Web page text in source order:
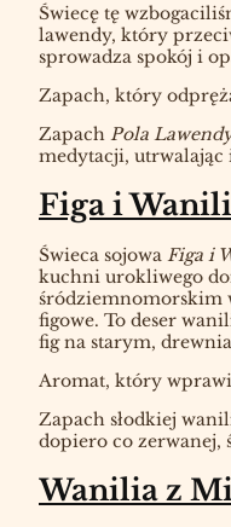
Świecę tę
lawendy, który
sprowadza spokój i
Zapach, który
Zapach Pola
medytacji, utrwalając
Figa i
Świeca sojowa Figa i
kuchni urokliwego
śródziemnomorskim
figowe. To deser
fig na starym,
Aromat, który
Zapach słodkiej
dopiero co zerwanej,
Wanilia z